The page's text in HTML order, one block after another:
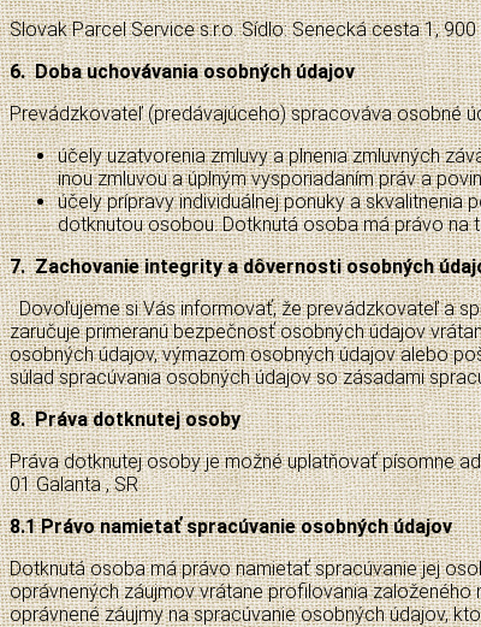
Slovak Parcel Service s.r.o. Sídlo: Senecká cesta 1,
6. Doba uchovávania osobných údajov
Prevádzkovateľ (predávajúceho) spracováva osobné
účely uzatvorenia zmluvy a plnenia zmluvných
inou zmluvou a úplným vysporiadaním práv a
účely prípravy individuálnej ponuky a
dotknutou osobou. Dotknutá osoba má právo na
7. Zachovanie integrity a dôvernosti osobných
Dovoľujeme si Vás informovať, že prevádzkovateľ a
zaručuje primeranú bezpečnosť osobných údajov
osobných údajov, výmazom osobných údajov alebo
súlad spracúvania osobných údajov so zásadami
8. Práva dotknutej osoby
Práva dotknutej osoby je možné uplatňovať písomne
01 Galanta , SR
8.1 Právo namietať spracúvanie osobných údajov
Dotknutá osoba má právo namietať spracúvanie jej
oprávnených záujmov vrátane profilovania
oprávnené záujmy na spracúvanie osobných údajov,